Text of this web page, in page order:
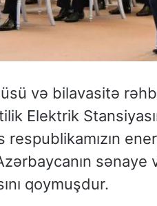
və bilavasitə
Elektrik
sənaye
qoymuşdur.